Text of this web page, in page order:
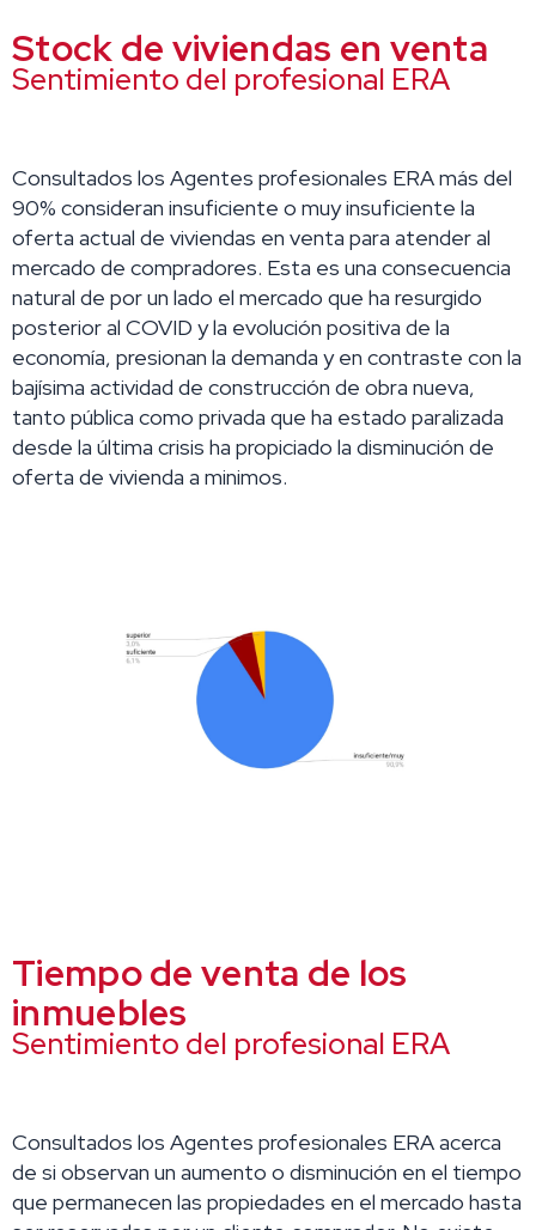
Stock de viviendas en venta
Sentimiento del profesional ERA
Consultados los Agentes profesionales ERA más del
90% consideran insuficiente o muy insuficiente la
oferta actual de viviendas en venta para atender al
mercado de compradores. Esta es una consecuencia
natural de por un lado el mercado que ha resurgido
posterior al COVID y la evolución positiva de la
economía, presionan la demanda y en contraste con la
bajísima actividad de construcción de obra nueva,
tanto pública como privada que ha estado paralizada
desde la última crisis ha propiciado la disminución de
oferta de vivienda a minimos.
Tiempo de venta de los
inmuebles
Sentimiento del profesional ERA
Consultados los Agentes profesionales ERA acerca
de si observan un aumento o disminución en el tiempo
que permanecen las propiedades en el mercado hasta